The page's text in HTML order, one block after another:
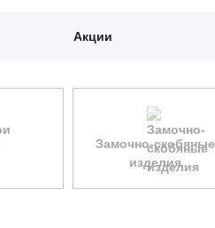
Акции
Замочно-скобяные
изделия